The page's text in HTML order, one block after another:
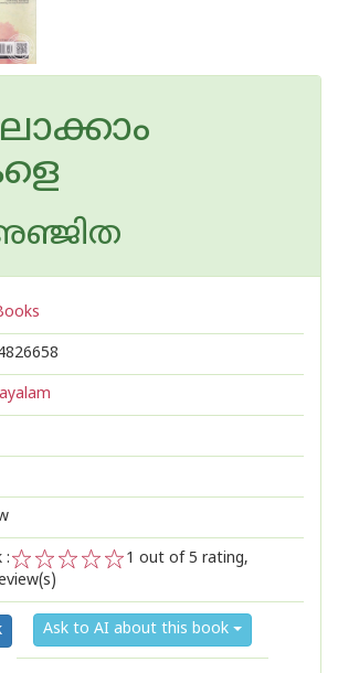
:
2
1
1 out of 5 rating,
Ask to AI about this book